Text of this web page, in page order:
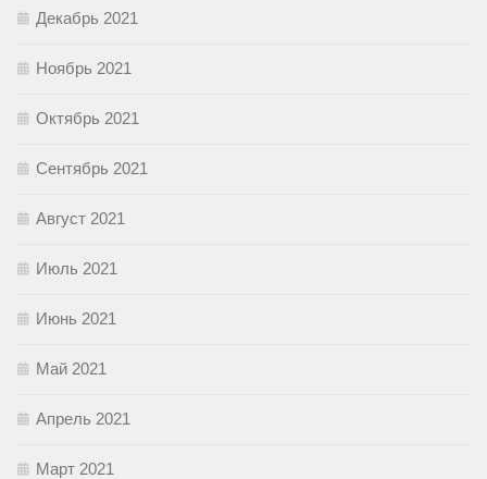
Декабрь 2021
Ноябрь 2021
Октябрь 2021
Сентябрь 2021
Август 2021
Июль 2021
Июнь 2021
Май 2021
Апрель 2021
Март 2021